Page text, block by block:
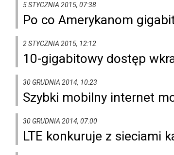
5 STYCZNIA 2015, 07:38
Po co Amerykanom
2 STYCZNIA 2015, 12:12
10-gigabitowy dostęp
30 GRUDNIA 2014, 10:23
Szybki mobilny internet
30 GRUDNIA 2014, 07:00
LTE konkuruje z sieciami